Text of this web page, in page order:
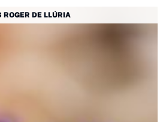
ROGER DE LLÚRIA